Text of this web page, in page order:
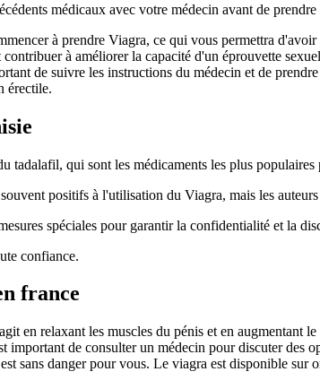
médicaux avec votre médecin avant de
à prendre Viagra, ce qui vous permettra
à améliorer la capacité d'un éprouvette
de suivre les instructions du médecin et de
érectile.
tadalafil, qui sont les médicaments les plus
positifs à l'utilisation du Viagra, mais les
spéciales pour garantir la confidentialité et la
confiance.
france
en relaxant les muscles du pénis et en augmentant
important de consulter un médecin pour discuter
sans danger pour vous. Le viagra est disponible